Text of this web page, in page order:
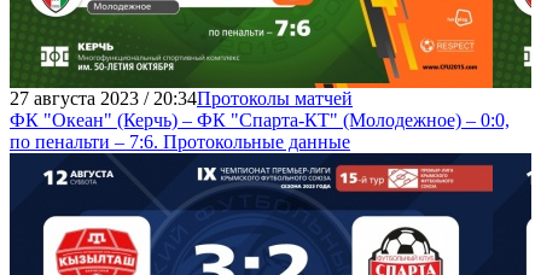
27 августа 2023 / 20:34Протоколы матчей
ФК "Океан" (Керчь) – ФК "Спарта-КТ" (Молодежное) – 0:0,
по пенальти – 7:6. Протокольные данные